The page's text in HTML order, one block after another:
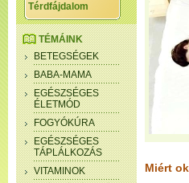
Térdfájdalom
TÉMÁINK
BETEGSÉGEK
BABA-MAMA
EGÉSZSÉGES
ÉLETMÓD
FOGYÓKÚRA
EGÉSZSÉGES
TÁPLÁLKOZÁS
VITAMINOK
Miért